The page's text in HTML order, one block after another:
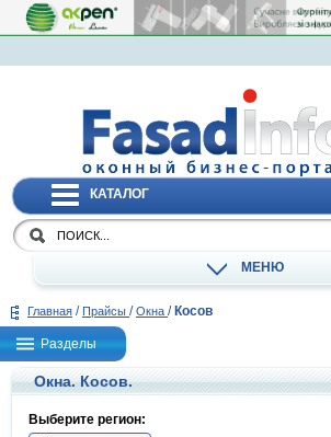
КАТАЛОГ
МЕНЮ
Главная / Прайсы / Окна / Косов
Разделы
Окна. Косов.
Выберите регион: